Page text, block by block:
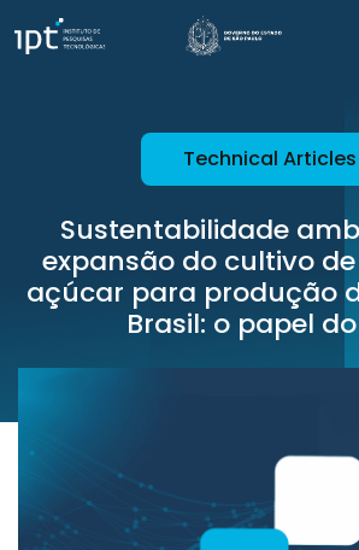
Technical Articles
Sustentabilidade
expansão do cultivo
açúcar para produção
Brasil: o papel do